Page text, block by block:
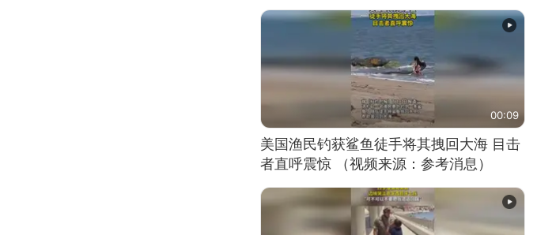
00:09
美国渔民钓获鲨鱼徒手将其拽回大海 目击
者直呼震惊 （视频来源：参考消息）